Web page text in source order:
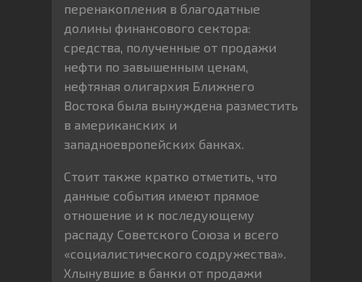
перенакопления в благодатные
долины финансового сектора:
средства, полученные от продажи
нефти по завышенным ценам,
нефтяная олигархия Ближнего
Востока была вынуждена разместить
в американских и
западноевропейских банках.
Стоит также кратко отметить, что
данные события имеют прямое
отношение и к последующему
распаду Советского Союза и всего
«социалистического содружества».
Хлынувшие в банки от продажи